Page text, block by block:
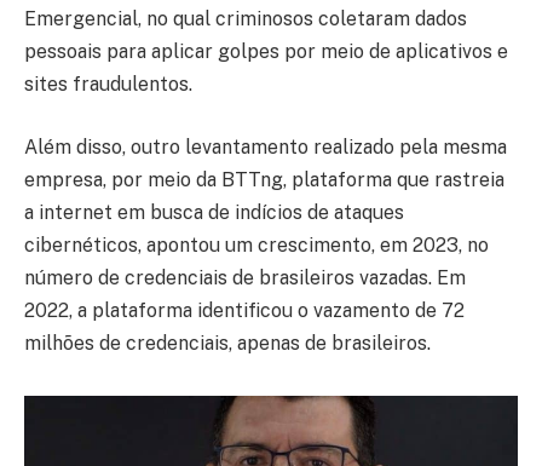
Emergencial, no qual criminosos coletaram dados
pessoais para aplicar golpes por meio de aplicativos e
sites fraudulentos.
Além disso, outro levantamento realizado pela mesma
empresa, por meio da BTTng, plataforma que rastreia
a internet em busca de indícios de ataques
cibernéticos, apontou um crescimento, em 2023, no
número de credenciais de brasileiros vazadas. Em
2022, a plataforma identificou o vazamento de 72
milhões de credenciais, apenas de brasileiros.